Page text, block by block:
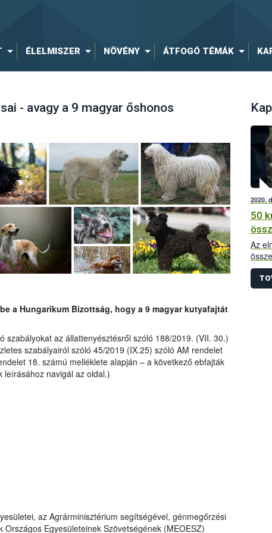
ÉLELMISZER NÖVÉNY ÁTFOGÓ TÉMÁK
- avagy a 9 magyar őshonos
a Hungarikum Bizottság, hogy a 9 magyar kutyafajtát
szabályokat az állattenyésztésről szóló 188/2019. (VII. 30.)
szabályairól szóló 45/2019 (IX.25) szóló AM rendelet
18. számú melléklete alapján – a következő ebfajták
leírásához navigál az oldal.)
az Agrárminisztérium segítségével, génmegőrzési
Egyesületeinek Szövetségének (MEOESZ)
2020.
50
Az
(KR